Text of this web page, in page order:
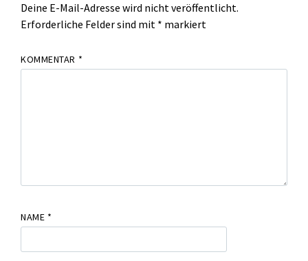
Deine E-Mail-Adresse wird nicht veröffentlicht.
Erforderliche Felder sind mit * markiert
KOMMENTAR *
NAME *